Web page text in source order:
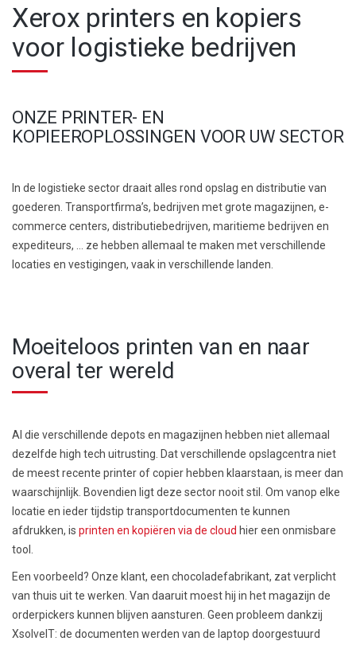
Xerox printers en kopiers
voor logistieke bedrijven
ONZE PRINTER- EN
KOPIEEROPLOSSINGEN VOOR UW SECTOR
In de logistieke sector draait alles rond opslag en distributie van
goederen. Transportfirma’s, bedrijven met grote magazijnen, e-
commerce centers, distributiebedrijven, maritieme bedrijven en
expediteurs, … ze hebben allemaal te maken met verschillende
locaties en vestigingen, vaak in verschillende landen.
Moeiteloos printen van en naar
overal ter wereld
Al die verschillende depots en magazijnen hebben niet allemaal
dezelfde high tech uitrusting. Dat verschillende opslagcentra niet
de meest recente printer of copier hebben klaarstaan, is meer dan
waarschijnlijk. Bovendien ligt deze sector nooit stil. Om vanop elke
locatie en ieder tijdstip transportdocumenten te kunnen
afdrukken, is printen en kopiëren via de cloud hier een onmisbare
tool.
Een voorbeeld? Onze klant, een chocoladefabrikant, zat verplicht
van thuis uit te werken. Van daaruit moest hij in het magazijn de
orderpickers kunnen blijven aansturen. Geen probleem dankzij
XsolveIT: de documenten werden van de laptop doorgestuurd